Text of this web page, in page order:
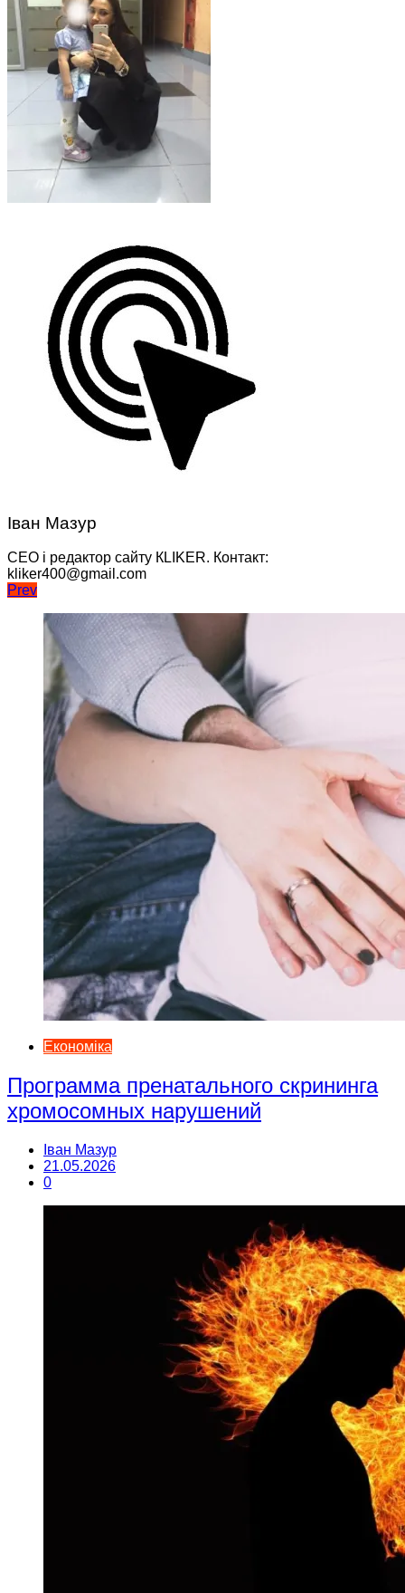
Іван Мазур
CEO і редактор сайту КLIKER. Контакт:
kliker400@gmail.com
Навігація
записів
Prev
Економіка
Программа пренатального скрининга
хромосомных нарушений
Іван Мазур
21.05.2026
0